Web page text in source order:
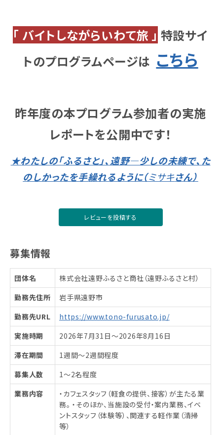
「 バイトしながらいわて旅 」 特設サイ
トのプログラムページは こちら
昨年度の本プログラム参加者の実施
レポートを公開中です！
★わたしの「ふるさと」、遠野―少しの未練で、た
のしかったを手繰れるように（ミサキさん）
レビューを投稿する
募集情報
団体名
株式会社遠野ふるさと商社（遠野ふるさと村）
勤務先住所
岩手県遠野市
勤務先URL
https://www.tono-furusato.jp/
実施時期
2026年7月31日〜2026年8月16日
滞在期間
1週間～2週間程度
募集人数
1～2名程度
業務内容
・カフェスタッフ（軽食の提供、接客）が主たる業
務。 ・そのほか、当施設の受付・案内業務、イベ
ントスタッフ（体験等）、関連する軽作業（清掃
等）